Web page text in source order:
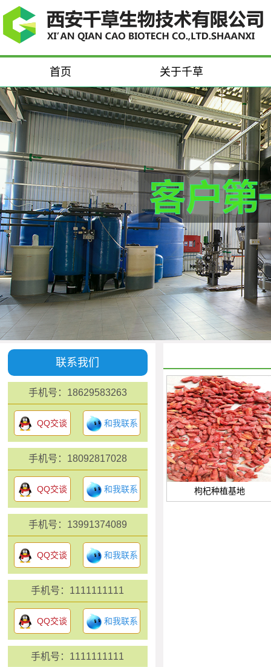
首页 关于千草
联系我们
手机号：18629583263
QQ交谈 和我联系
手机号：18092817028
QQ交谈 和我联系
手机号：13991374089
QQ交谈 和我联系
手机号：1111111111
QQ交谈 和我联系
手机号：1111111111
枸杞种植基地